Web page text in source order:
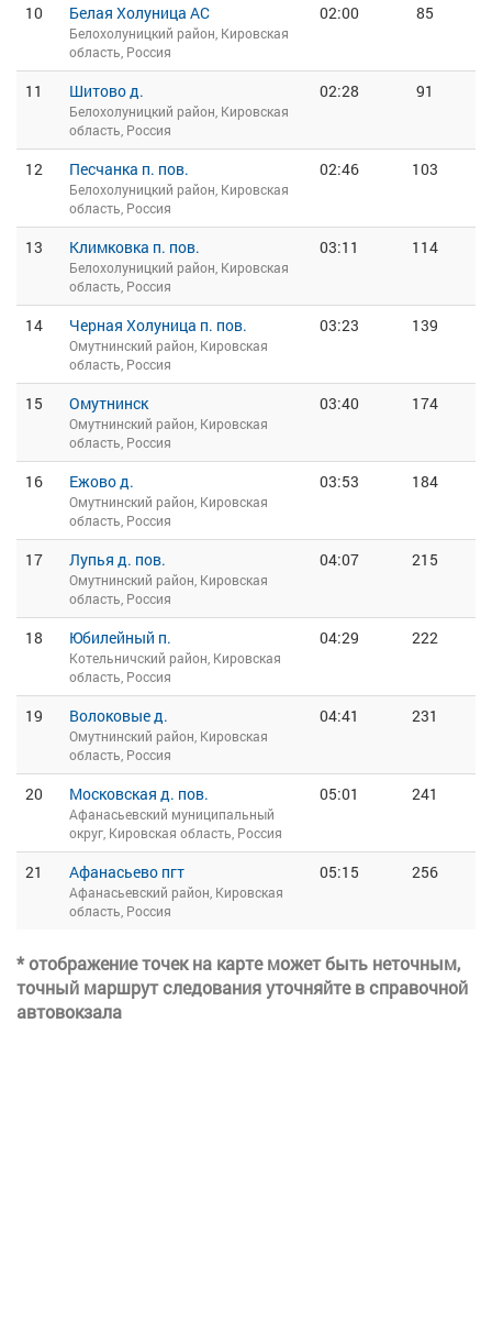
10 Белая Холуница АС
Белохолуницкий район, Кировская
область, Россия
02:00 85
11 Шитово д.
Белохолуницкий район, Кировская
область, Россия
02:28 91
12 Песчанка п. пов.
Белохолуницкий район, Кировская
область, Россия
02:46 103
13 Климковка п. пов.
Белохолуницкий район, Кировская
область, Россия
03:11 114
14 Черная Холуница п. пов.
Омутнинский район, Кировская
область, Россия
03:23 139
15 Омутнинск
Омутнинский район, Кировская
область, Россия
03:40 174
16 Ежово д.
Омутнинский район, Кировская
область, Россия
03:53 184
17 Лупья д. пов.
Омутнинский район, Кировская
область, Россия
04:07 215
18 Юбилейный п.
Котельничский район, Кировская
область, Россия
04:29 222
19 Волоковые д.
Омутнинский район, Кировская
область, Россия
04:41 231
20 Московская д. пов.
Афанасьевский муниципальный
округ, Кировская область, Россия
05:01 241
21 Афанасьево пгт
Афанасьевский район, Кировская
область, Россия
05:15 256
* отображение точек на карте может быть неточным,
точный маршрут следования уточняйте в справочной
автовокзала